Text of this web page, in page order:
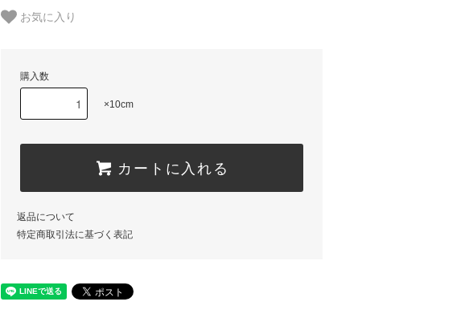
お気に入り
購入数
×10cm
カートに入れる
返品について
特定商取引法に基づく表記